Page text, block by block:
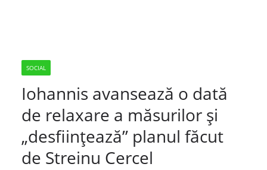
SOCIAL
Iohannis avansează o dată
de relaxare a măsurilor şi
„desfiinţează” planul făcut
de Streinu Cercel